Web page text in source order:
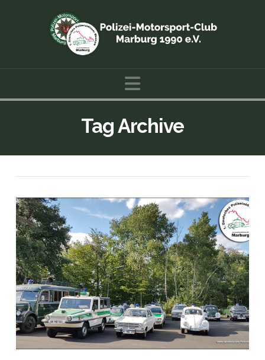
Navigation
Tag Archive